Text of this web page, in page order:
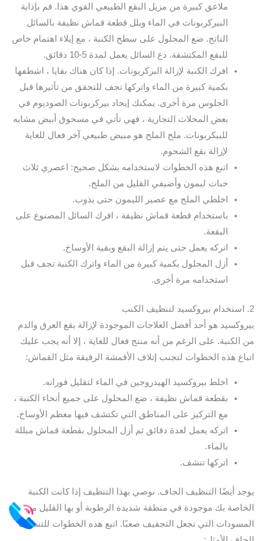
ملاعق كبيرة من مزيل البقع الطبيعي القوي هذا. قم بإذابة
البيركربونات في الماء وبلل قطعة قماش نظيفة بالسائل
الناتج. ضع المحلول على سطح الكنبة ، مع إيلاء اهتمام خاص
للبقع المكتشفة. دع السائل يعمل لمدة 5-10 دقائق.
افرك الكنبة لإزالة البركربونات. إذا كان هناك بقايا ، اشطفها
بكمية كبيرة من الماء واتركها تجف للتحقق من تأثيرها قبل
الجلوس مرة أخرى. يمكنك إيجاد بيركربونات الصوديوم في
بعض المحلات التجارية ، فهي تأتي في مسحوق أبيض مشابه
للبيكربونات. ملح الملح هو مبيض طبيعي آخر فعال للغاية
لإزالة بقع الشحوم.
اتبع هذه الخطوات لاستخدامه بشكل صحيح: اعصري ثلاث
حبات ليمون وأضيفي القليل من الملح.
اخلطي الملح مع عصير الليمون حتى يذوب.
باستخدام قطعة قماش نظيفة ، افرك السائل المصنوع على
البقعة.
اتركه يعمل حتى يتم إزالة البقع وبقية الأوساخ.
أزل المحلول بكمية كبيرة من الماء واترك الكنبة تجف قبل
استخدامه مرة أخرى.
2. استخدام بيروكسيد لتنظيف الكنب
بيروكسيد هو أحد أفضل العلاجات الموجودة لإزالة بقع العرق والدم
من الكنبة. على الرغم من أنه منتج فعال للغاية ، إلا أنه يجب عليك
اتباع هذه الخطوات لتجنب إتلاف الأقمشة الرقيقة مثل القماش:
اخلط بيروكسيد الهيدروجين في الماء لتقليل فورانه.
بقطعة قماش نظيفة ، ضع المحلول على جميع أنحاء الكنبة ،
مع التركيز على المناطق التي تكتشف فيها معظم الأوساخ.
اتركه يعمل لعدة دقائق ثم أزل المحلول بقطعة قماش مبللة
بالماء.
اتركها تنشف.
يوجد أيضًا التنظيف الجاف. نوصي بهذا التنظيف إذا كانت الكنبة
الخاصة بك موجودة في منطقة شديدة الرطوبة أو بها القليل من
المسودات التي تجعل التجفيف صعبًا. اتبع هذه الخطوات للتنظيف